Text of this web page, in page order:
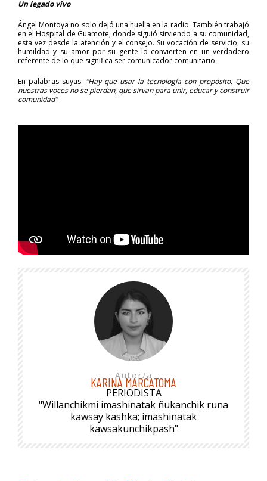
Un legado vivo
Ángel Montoya no solo dejó una huella en la radio. También trabajó
en el Hospital de Guamote, donde siguió sirviendo a su comunidad,
esta vez desde la atención y el consejo. Su vocación de servicio, su
humildad y su amor por su gente lo convierten en un verdadero
referente de lo que significa ser comunicador comunitario.
En palabras suyas: “Hay que usar la tecnología con propósito. Que
nuestras voces no se pierdan, que sirvan para unir, educar y construir
comunidad”.
Autor/a
KARINA MARCATOMA
PERIODISTA
"Willanchikmi imashinatak ñukanchik runa
kawsay kashka; imashinatak
kawsakunchikpash"